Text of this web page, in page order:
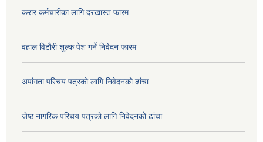
करार कर्मचारीका लागि दरखास्त फारम
वहाल विटौरी शुल्क पेश गर्ने निवेदन फारम
अपांगता परिचय पत्रको लागि निवेदनको ढांचा
जेष्ठ नागरिक परिचय पत्रको लागि निवेदनको ढांचा